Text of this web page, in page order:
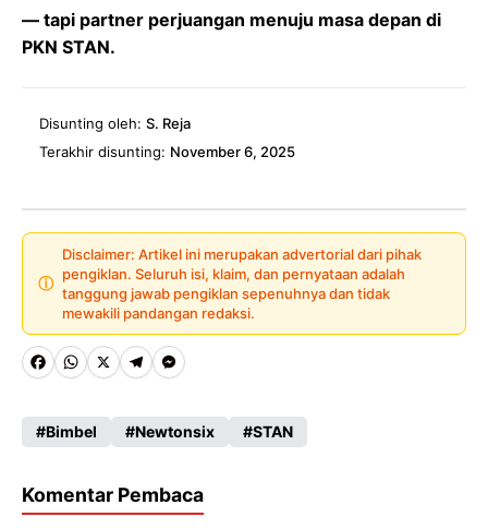
— tapi partner perjuangan menuju masa depan di
PKN STAN.
Disunting oleh: S. Reja
Terakhir disunting: November 6, 2025
ⓘ
Disclaimer: Artikel ini merupakan advertorial dari pihak
pengiklan. Seluruh isi, klaim, dan pernyataan adalah
tanggung jawab pengiklan sepenuhnya dan tidak
mewakili pandangan redaksi.
Fa
b
o
W
ts
p
X
Te
gr
m
M
se
g
Bimbel Newtonsix STAN
Komentar Pembaca